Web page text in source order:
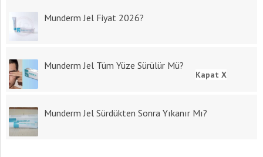
Munderm Jel Fiyat 2026?
Munderm Jel Tüm Yüze Sürülür Mü?
Munderm Jel Sürdükten Sonra Yıkanır Mı?
Kapat X